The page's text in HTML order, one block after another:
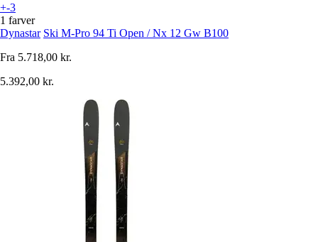
+-3
1 farver
Dynastar Ski M-Pro 94 Ti Open / Nx 12 Gw B100
Fra 5.718,00 kr.
5.392,00 kr.